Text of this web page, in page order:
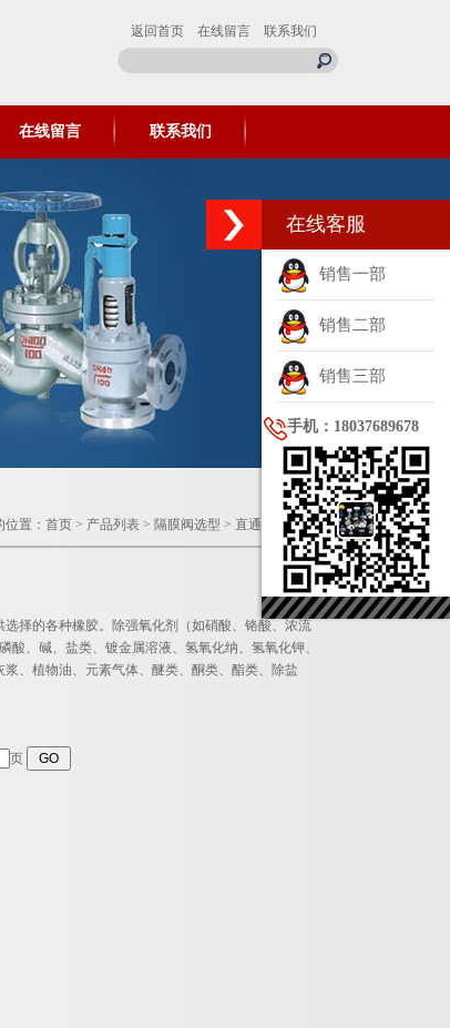
返回首页 在线留言 联系我们
在线留言 联系我们
置： 首页 > 产品列表 > 隔膜阀选型 > 直通式衬胶隔膜阀
择的各种橡胶。除强氧化剂（如硝酸、铬酸、浓流
酸、碱、盐类、镀金属溶液、氢氧化纳、氢氧化钾、
、植物油、元素气体、醚类、酮类、酯类、除盐
页
在线客服
销售一部
销售二部
销售三部
手机：18037689678